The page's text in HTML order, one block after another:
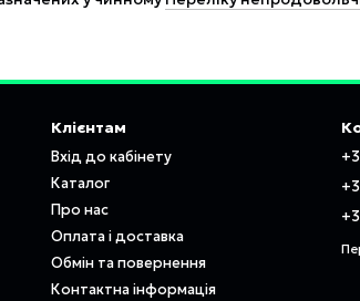
Клієнтам
Вхід до кабінету
Каталог
Про нас
Оплата і доставка
Обмін та повернення
Контактна інформація